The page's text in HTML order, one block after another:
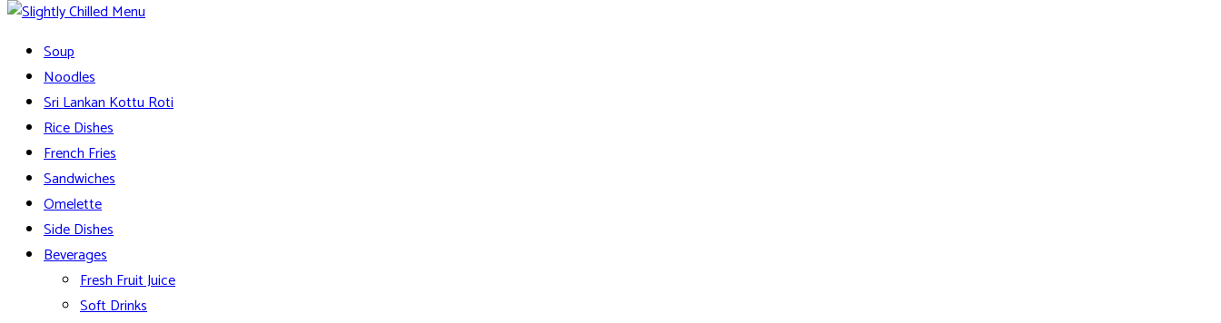
Soup
Noodles
Sri Lankan Kottu Roti
Rice Dishes
French Fries
Sandwiches
Omelette
Side Dishes
Beverages
Fresh Fruit Juice
Soft Drinks